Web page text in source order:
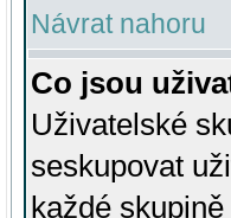
Návrat nahoru
Co jsou
Uživatelské
seskupovat
každé